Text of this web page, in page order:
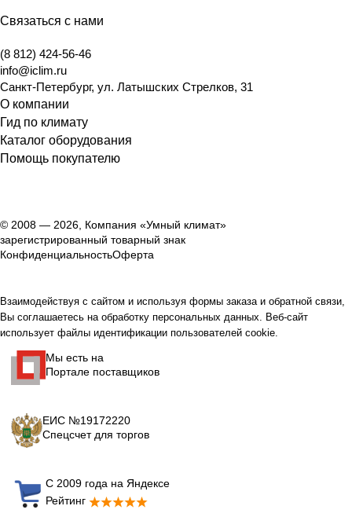
Связаться с нами
(8 812) 424-56-46
info@iclim.ru
Санкт-Петербург, ул. Латышских Стрелков, 31
О компании
Гид по климату
Каталог оборудования
Помощь покупателю
© 2008 — 2026, Компания «Умный климат»
зарегистрированный товарный знак
КонфиденциальностьОферта
Взаимодействуя с сайтом и используя формы заказа и обратной связи,
Вы соглашаетесь на обработку персональных данных. Веб-сайт
использует файлы идентификации пользователей cookie.
Мы есть на
Портале поставщиков
ЕИС №19172220
Спецсчет для торгов
С 2009 года на Яндексе
Рейтинг